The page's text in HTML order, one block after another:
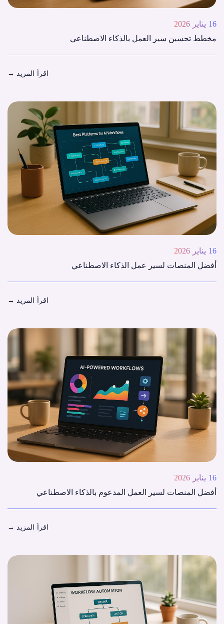
16 يناير 2026
مخطط تحسين سير العمل بالذكاء الاصطناعي
اقرأ المزيد →
16 يناير 2026
أفضل المنصات لسير عمل الذكاء الاصطناعي
اقرأ المزيد →
16 يناير 2026
أفضل المنصات لسير العمل المدعوم بالذكاء الاصطناعي
اقرأ المزيد →